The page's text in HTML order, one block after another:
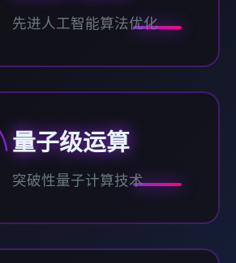
先进人工智能算法优化
量子级运算
突破性量子计算技术